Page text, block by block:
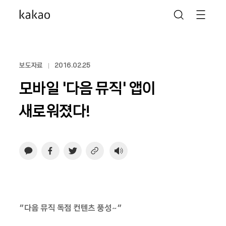
보도자료 2016.02.25
모바일 ‘다음 뮤직’ 앱이
새로워졌다!
“다음 뮤직 독점 컨텐츠 풍성~”